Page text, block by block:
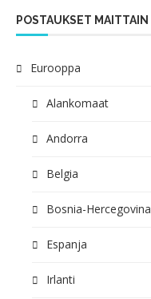
POSTAUKSET MAITTAIN
Eurooppa
Alankomaat
Andorra
Belgia
Bosnia-Hercegovina
Espanja
Irlanti